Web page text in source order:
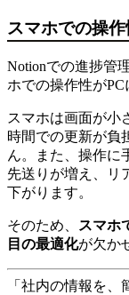
スマホでの操
Notionでの進捗管
ホでの操作性がPC
スマホは画面が小
時間での更新が負
ん。また、操作に
先送りが増え、リ
下がります。
そのため、 スマホ
目の最適化が欠か
「社内の情報を、